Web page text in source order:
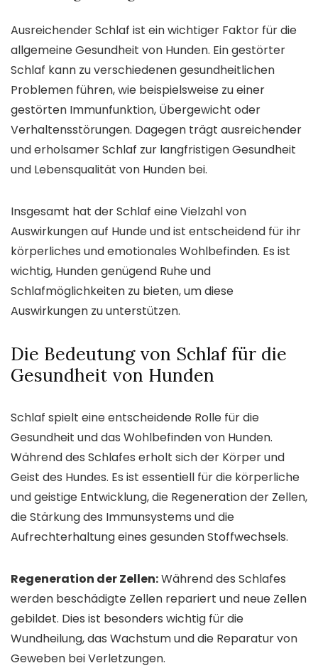
Ausreichender Schlaf ist ein wichtiger Faktor für die
allgemeine Gesundheit von Hunden. Ein gestörter
Schlaf kann zu verschiedenen gesundheitlichen
Problemen führen, wie beispielsweise zu einer
gestörten Immunfunktion, Übergewicht oder
Verhaltensstörungen. Dagegen trägt ausreichender
und erholsamer Schlaf zur langfristigen Gesundheit
und Lebensqualität von Hunden bei.
Insgesamt hat der Schlaf eine Vielzahl von
Auswirkungen auf Hunde und ist entscheidend für ihr
körperliches und emotionales Wohlbefinden. Es ist
wichtig, Hunden genügend Ruhe und
Schlafmöglichkeiten zu bieten, um diese
Auswirkungen zu unterstützen.
Die Bedeutung von Schlaf für die
Gesundheit von Hunden
Schlaf spielt eine entscheidende Rolle für die
Gesundheit und das Wohlbefinden von Hunden.
Während des Schlafes erholt sich der Körper und
Geist des Hundes. Es ist essentiell für die körperliche
und geistige Entwicklung, die Regeneration der Zellen,
die Stärkung des Immunsystems und die
Aufrechterhaltung eines gesunden Stoffwechsels.
Regeneration der Zellen:Während des Schlafes
werden beschädigte Zellen repariert und neue Zellen
gebildet. Dies ist besonders wichtig für die
Wundheilung, das Wachstum und die Reparatur von
Geweben bei Verletzungen.